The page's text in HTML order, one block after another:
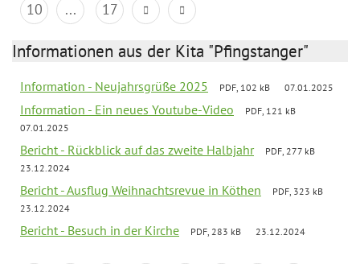
10
... 17
Informationen aus der Kita "Pfingstanger"
Information - Neujahrsgrüße 2025 PDF, 102 kB 07.01.2025
Information - Ein neues Youtube-Video
PDF, 121 kB
07.01.2025
Bericht - Rückblick auf das zweite Halbjahr
PDF, 277 kB
23.12.2024
Bericht - Ausflug Weihnachtsrevue in Köthen
PDF, 323 kB
23.12.2024
Bericht - Besuch in der Kirche PDF, 283 kB 23.12.2024